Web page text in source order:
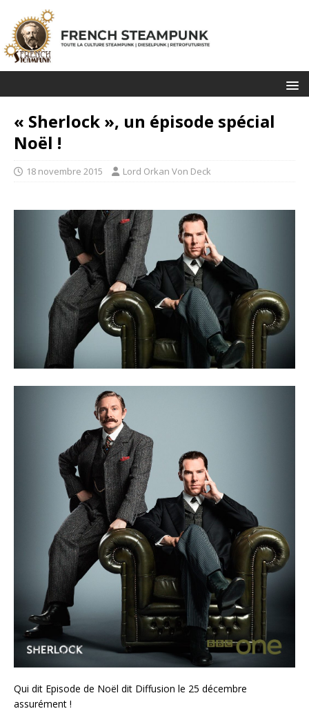
« Sherlock », un épisode spécial
Noël !
18 novembre 2015 Lord Orkan Von Deck
Qui dit Episode de Noël dit Diffusion le 25 décembre
assurément !